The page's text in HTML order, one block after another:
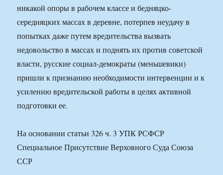
никакой опоры в рабочем классе и бедняцко-
середняцких массах в деревне, потерпев неудачу в
попытках даже путем вредительства вызвать
недовольство в массах и поднять их против советской
власти, русские социал-демократы (меньшевики)
пришли к признанию необходимости интервенции и к
усилению вредительской работы в целях активной
подготовки ее.
На основании статьи 326 ч. 3 УПК РСФСР
Специальное Присутствие Верховного Суда Союза
ССР